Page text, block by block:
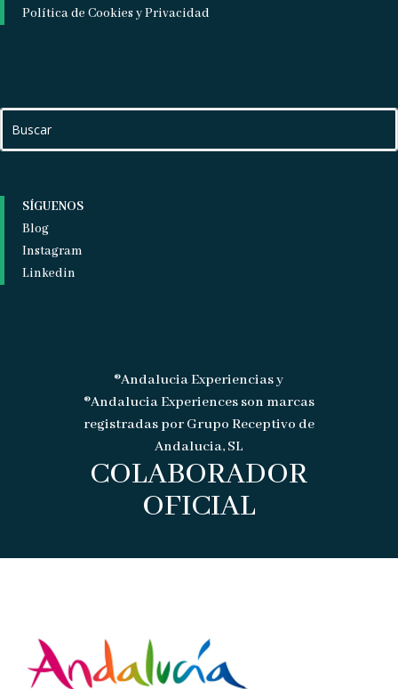
Política de Cookies y Privacidad
SÍGUENOS
Blog
Instagram
Linkedin
®Andalucia Experiencias y
®Andalucia Experiences son marcas
registradas por Grupo Receptivo de
Andalucia, SL
COLABORADOR
OFICIAL